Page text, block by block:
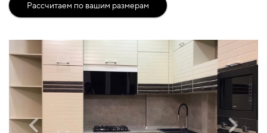
Рассчитаем по вашим размерам